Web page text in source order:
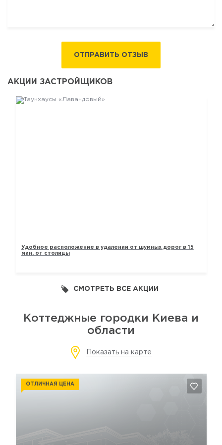
ОТПРАВИТЬ ОТЗЫВ
АКЦИИ ЗАСТРОЙЩИКОВ
Удобное расположение в удалении от шумных дорог в 15
мин. от столицы
СМОТРЕТЬ ВСЕ АКЦИИ
Коттеджные городки Киева и
области
Показать на карте
ОТЛИЧНАЯ ЦЕНА